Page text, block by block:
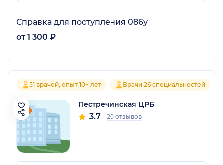
Справка для поступления 086у
от 1 300 ₽
51 врачей, опыт 10+ лет Врачи 26 специальностей
Пестречинская ЦРБ
3.7 20 отзывов